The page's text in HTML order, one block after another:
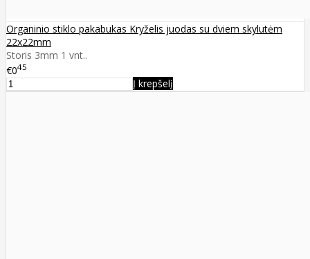
Organinio stiklo pakabukas Kryželis juodas su dviem skylutėm
22x22mm
Storis 3mm 1 vnt..
€045
Į krepšelį